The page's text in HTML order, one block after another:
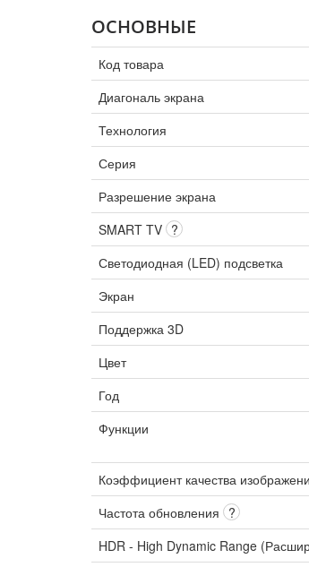
ОСНОВНЫЕ
Код товара
Диагональ экрана
Технология
Серия
Разрешение экрана
SMART TV ?
Светодиодная (LED) подсветка
Экран
Поддержка 3D
Цвет
Год
Функции
Коэффициент качества
Частота обновления ?
HDR - High Dynamic Range